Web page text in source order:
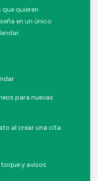
quieren
en un único
para nuevas
al crear una cita
y avisos